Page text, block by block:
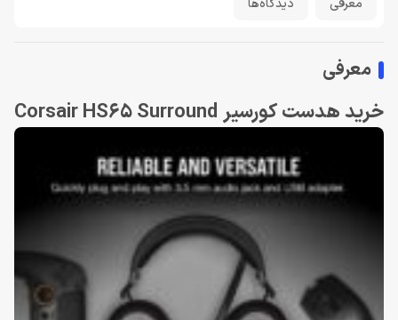
معرفی دیدگاه‌ها
معرفی
خرید هدست کورسیر Corsair HS65 Surround